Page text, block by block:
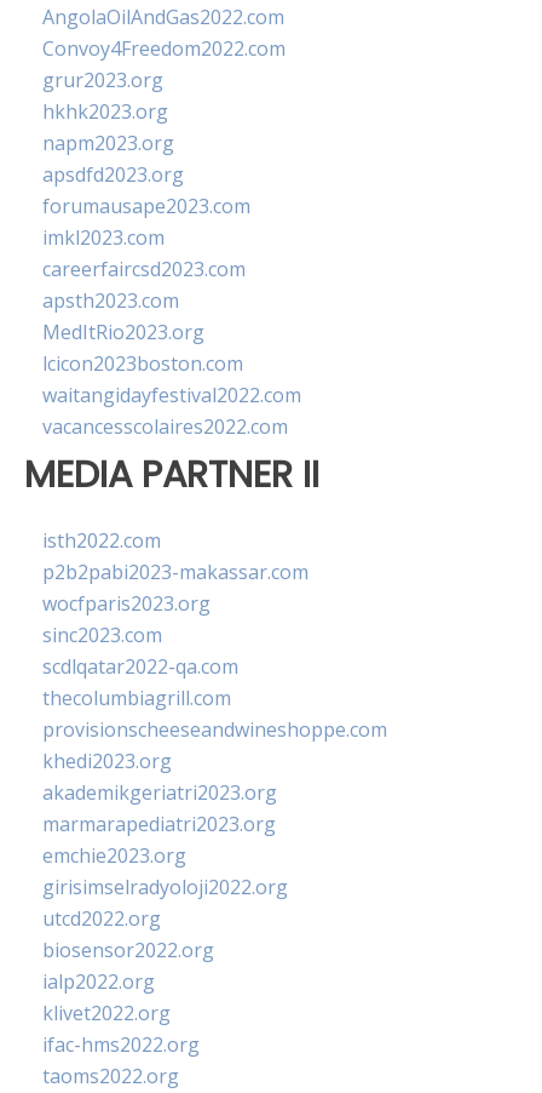
AngolaOilAndGas2022.com
Convoy4Freedom2022.com
grur2023.org
hkhk2023.org
napm2023.org
apsdfd2023.org
forumausape2023.com
imkl2023.com
careerfaircsd2023.com
apsth2023.com
MedItRio2023.org
lcicon2023boston.com
waitangidayfestival2022.com
vacancesscolaires2022.com
MEDIA PARTNER II
isth2022.com
p2b2pabi2023-makassar.com
wocfparis2023.org
sinc2023.com
scdlqatar2022-qa.com
thecolumbiagrill.com
provisionscheeseandwineshoppe.com
khedi2023.org
akademikgeriatri2023.org
marmarapediatri2023.org
emchie2023.org
girisimselradyoloji2022.org
utcd2022.org
biosensor2022.org
ialp2022.org
klivet2022.org
ifac-hms2022.org
taoms2022.org